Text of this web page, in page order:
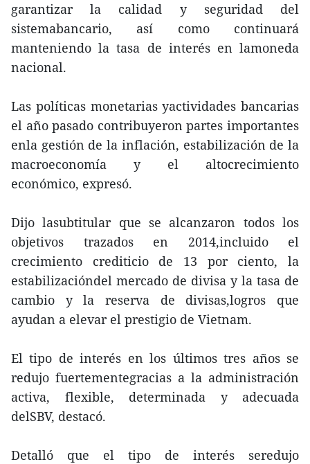
garantizar la calidad y seguridad del
sistemabancario, así como continuará
manteniendo la tasa de interés en lamoneda
nacional.
Las políticas monetarias yactividades bancarias
el año pasado contribuyeron partes importantes
enla gestión de la inflación, estabilización de la
macroeconomía y el altocrecimiento
económico, expresó.
Dijo lasubtitular que se alcanzaron todos los
objetivos trazados en 2014,incluido el
crecimiento crediticio de 13 por ciento, la
estabilizacióndel mercado de divisa y la tasa de
cambio y la reserva de divisas,logros que
ayudan a elevar el prestigio de Vietnam.
El tipo de interés en los últimos tres años se
redujo fuertementegracias a la administración
activa, flexible, determinada y adecuada
delSBV, destacó.
Detalló que el tipo de interés seredujo